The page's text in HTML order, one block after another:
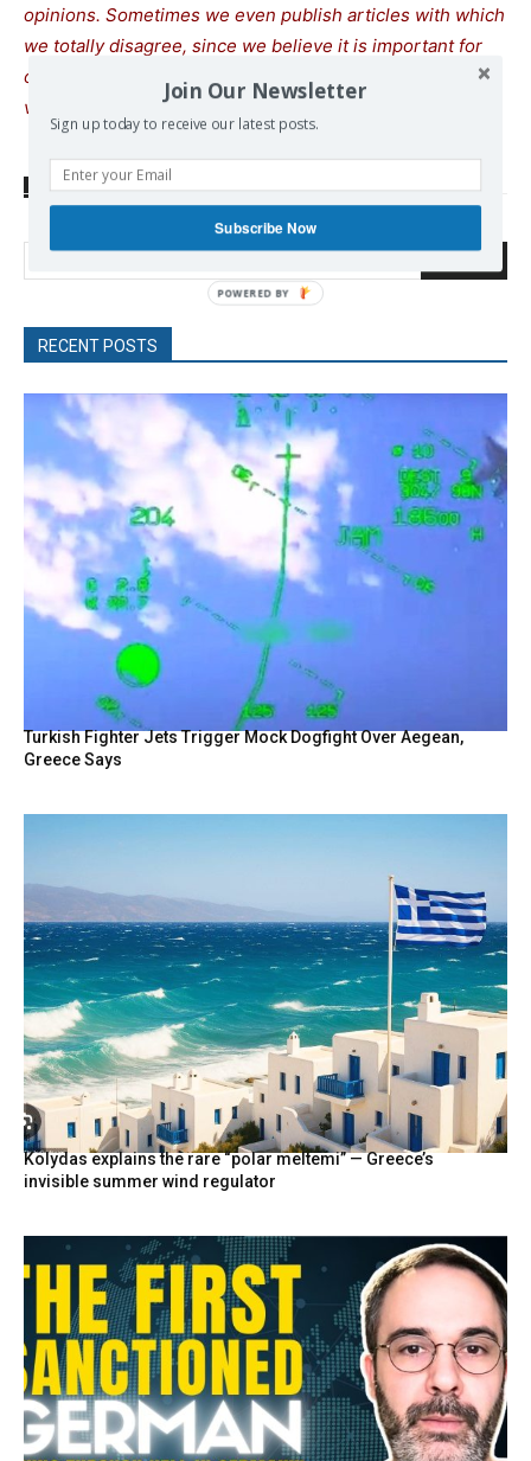
opinions. Sometimes we even publish articles with which
we totally disagree, since we believe it is important for
our readers to be informed on as wide a spectrum of
views as possible.
RECENT POSTS
Turkish Fighter Jets Trigger Mock Dogfight Over Aegean,
Greece Says
Kolydas explains the rare “polar meltemi” — Greece’s
invisible summer wind regulator
Join Our Newsletter
Sign up today to receive our latest posts.
Subscribe Now